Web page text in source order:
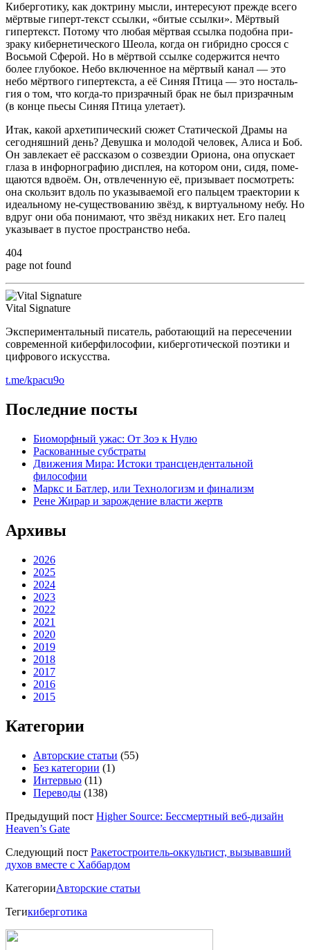
Кибер­го­ти­ку, как док­три­ну мыс­ли, инте­ре­су­ют преж­де все­го
мёрт­вые гиперт-текст ссыл­ки, «битые ссыл­ки». Мёрт­вый
гипер­текст. Пото­му что любая мёрт­вая ссыл­ка подоб­на при­
зра­ку кибер­не­ти­че­ско­го Шео­ла, когда он гибрид­но срос­ся с
Вось­мой Сфе­рой. Но в мёрт­вой ссыл­ке содер­жит­ся нечто
более глу­бо­кое. Небо вклю­чен­ное на мёрт­вый канал — это
небо мёрт­во­го гипер­тек­ста, а её Синяя Пти­ца — это носталь­
гия о том, что когда-то при­зрач­ный брак не был при­зрач­ным
(в кон­це пье­сы Синяя Пти­ца улетает).
Итак, какой архе­ти­пи­че­ский сюжет Ста­ти­че­ской Дра­мы на
сего­дняш­ний день? Девуш­ка и моло­дой чело­век, Али­са и Боб.
Он завле­ка­ет её рас­ска­зом о созвез­дии Ори­о­на, она опус­ка­ет
гла­за в инфор­но­гра­фию дис­плея, на кото­ром они, сидя, поме­
ща­ют­ся вдво­ём. Он, отвле­чен­ную её, при­зы­ва­ет посмот­реть:
она сколь­зит вдоль по ука­зы­ва­е­мой его паль­цем тра­ек­то­рии к
иде­аль­но­му не-суще­ство­ва­нию звёзд, к вир­ту­аль­но­му небу. Но
вдруг они оба пони­ма­ют, что звёзд ника­ких нет. Его палец
ука­зы­ва­ет в пустое про­стран­ство неба.
404
page not found
Vital Signature
Экс­пе­ри­мен­таль­ный писа­тель, рабо­та­ю­щий на пере­се­че­нии
совре­мен­ной кибер­фи­ло­со­фии, кибер­го­ти­че­ской поэ­ти­ки и
циф­ро­во­го искусства.
t.me/kpacu9o
Последние посты
Биоморфный ужас: От Зоэ к Нулю
Раскованные субстраты
Движения Мира: Истоки трансцендентальной
философии
Маркс и Батлер, или Технологизм и финализм
Рене Жирар и зарождение власти жертв
Архивы
2026
2025
2024
2023
2022
2021
2020
2019
2018
2017
2016
2015
Категории
Авторские статьи (55)
Без категории (1)
Интервью (11)
Переводы (138)
Предыдущий пост Higher Source: Бессмертный веб-дизайн
Heaven’s Gate
Следующий пост Ракетостроитель-оккультист, вызывавший
духов вместе с Хаббардом
КатегорииАвторские статьи
Тегикиберготика